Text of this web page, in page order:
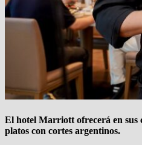
El hotel Marriott ofrecerá en sus
platos con cortes argentinos.